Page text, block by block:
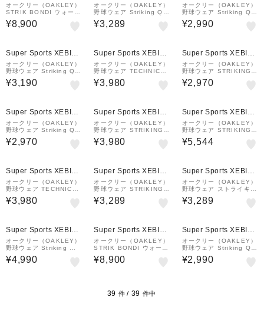
&mall店
オークリー（OAKLEY）
STRIK BONDI ウォーマ
ー ジャケット FOA4070
96-6AC
¥8,900
&mall店
オークリー（OAKLEY）
野球ウェア Striking Qd
ロングスリーブ グラフィ
ック Tシャツ 6.0 FOA4
¥3,289
&mall店
オークリー（OAKLEY）
野球ウェア Striking Qd
ロングスリーブ Tシャツ
6.0 FOA407100-02E
¥2,990
Super Sports XEBIO
&mall店
オークリー（OAKLEY）
野球ウェア Striking Qd
長袖Tシャツ 8.0 FOA40
8260-6AC
¥3,190
Super Sports XEBIO
&mall店
オークリー（OAKLEY）
野球ウェア TECHNICAL
BASE LAYER パンツ
4.0 FOA408309-00G
¥3,980
Super Sports XEBIO
&mall店
オークリー（OAKLEY）
野球ウェア STRIKING
QD 半袖 Tシャツ 7.0 F
OA407741-6AC
¥2,970
Super Sports XEBIO
&mall店
オークリー（OAKLEY）
野球ウェア Striking QD
半袖 グラフィック Tシャ
ツ 7.0 FOA407740-18
¥2,970
Super Sports XEBIO
&mall店
オークリー（OAKLEY）
野球ウェア STRIKING
UTILITY 長袖Tシャツ
9.0 FOA409030-021
¥3,980
Super Sports XEBIO
&mall店
オークリー（OAKLEY）
野球ウェア STRIKING
WIND ショーツ FOA40
9073-00G
¥5,544
Super Sports XEBIO
&mall店
オークリー（OAKLEY）
野球ウェア TECHNICAL
BASE LAYER パンツ
4.0 FOA408309-02E
¥3,980
Super Sports XEBIO
&mall店
オークリー（OAKLEY）
野球ウェア STRIKING
AIRY 半袖 グラフィック
Tシャツ 9.0 FOA40903
¥3,289
Super Sports XEBIO
&mall店
オークリー（OAKLEY）
野球ウェア ストライキン
グドライ 半袖 Tシャツ
9.0 FOA409032-021
¥3,289
Super Sports XEBIO
&mall店
オークリー（OAKLEY）
野球ウェア Striking Win
d メッシュ ロングスリー
ブ プルオーバー 6.0 FO
¥4,990
Super Sports XEBIO
&mall店
オークリー（OAKLEY）
STRIK BONDI ウォーマ
ー ジャケット FOA4070
96-02E
¥8,900
Super Sports XEBIO
&mall店
オークリー（OAKLEY）
野球ウェア Striking Qd
ロングスリーブ Tシャツ
6.0 FOA407100-6AC
¥2,990
39 件 / 39 件中